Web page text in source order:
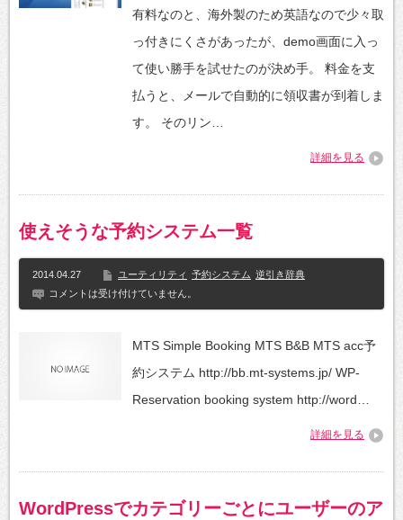
有料なのと、海外製のため英語なので少々取
っ付きにくさがあったが、demo画面に入っ
て使い勝手を試せたのが決め手。 料金を支
払うと、メールで自動的に領収書が到着しま
す。 そのリン…
詳細を見る
使えそうな予約システム一覧
2014.04.27 ユーティリティ 予約システム 逆引き辞典
コメントは受け付けていません。
MTS Simple Booking MTS B&B MTS acc予
約システム http://bb.mt-systems.jp/ WP-
Reservation booking system http://word…
詳細を見る
WordPressでカテゴリーごとにユーザーのア